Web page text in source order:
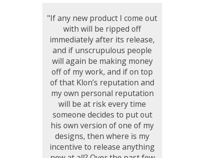
"If any new product I come out
with will be ripped off
immediately after its release,
and if unscrupulous people
will again be making money
off of my work, and if on top
of that Klon’s reputation and
my own personal reputation
will be at risk every time
someone decides to put out
his own version of one of my
designs, then where is my
incentive to release anything